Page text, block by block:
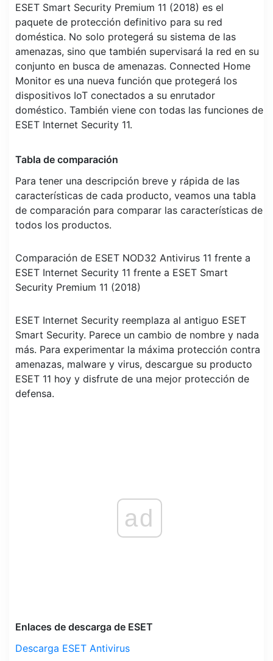
ESET Smart Security Premium 11 (2018) es el
paquete de protección definitivo para su red
doméstica. No solo protegerá su sistema de las
amenazas, sino que también supervisará la red en su
conjunto en busca de amenazas. Connected Home
Monitor es una nueva función que protegerá los
dispositivos IoT conectados a su enrutador
doméstico. También viene con todas las funciones de
ESET Internet Security 11.
Tabla de comparación
Para tener una descripción breve y rápida de las
características de cada producto, veamos una tabla
de comparación para comparar las características de
todos los productos.
Comparación de ESET NOD32 Antivirus 11 frente a
ESET Internet Security 11 frente a ESET Smart
Security Premium 11 (2018)
ESET Internet Security reemplaza al antiguo ESET
Smart Security. Parece un cambio de nombre y nada
más. Para experimentar la máxima protección contra
amenazas, malware y virus, descargue su producto
ESET 11 hoy y disfrute de una mejor protección de
defensa.
ad
Enlaces de descarga de ESET
Descarga ESET Antivirus